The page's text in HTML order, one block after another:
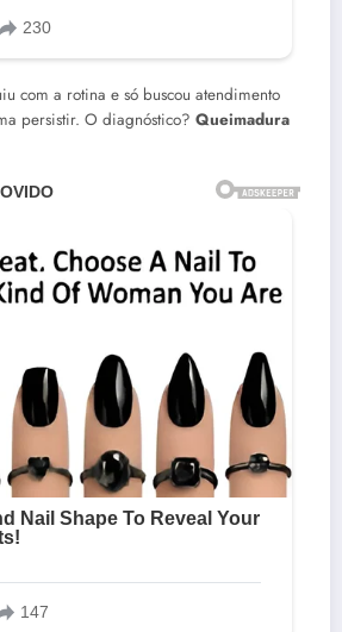
com a rotina e só buscou atendimento
persistir. O diagnóstico? Queimadura